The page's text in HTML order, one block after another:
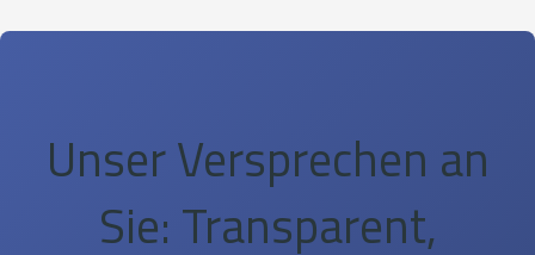
Unser Versprechen an
Sie: Transparent,